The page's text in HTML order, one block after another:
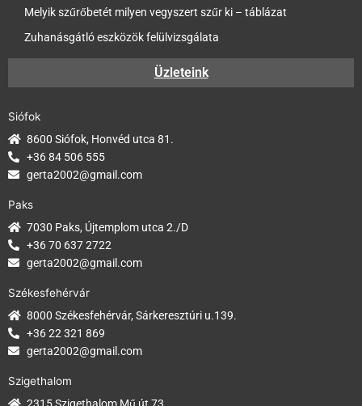
Melyik szűrőbetét milyen vegyszert szűr ki – táblázat
Zuhanásgátló eszközök felülvizsgálata
Üzleteink
Siófok
8600 Siófok, Honvéd utca 81.
+36 84 506 555
gerta2002@gmail.com
Paks
7030 Paks, Újtemplom utca 2./D
+36 70 637 2722
gerta2002@gmail.com
Székesfehérvár
8000 Székesfehérvár, Sárkeresztúri u.139.
+36 22 321 869
gerta2002@gmail.com
Szigethalom